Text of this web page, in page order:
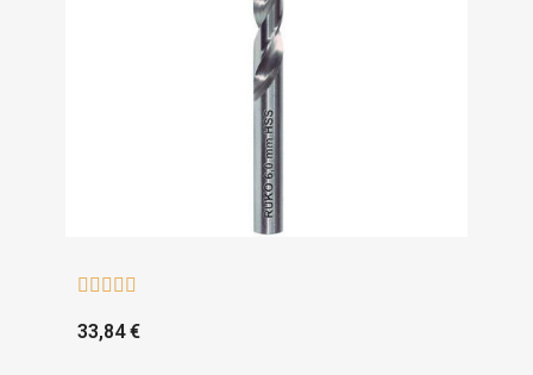
    
33,84 €